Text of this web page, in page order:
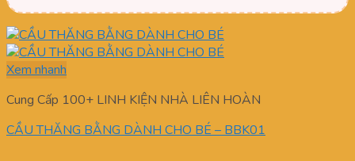
Xem nhanh
Cung Cấp 100+ LINH KIỆN NHÀ LIÊN HOÀN
CẦU THĂNG BẰNG DÀNH CHO BÉ – BBK01